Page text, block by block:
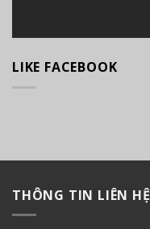
LIKE FACEBOOK
THÔNG TIN LIÊN HỆ